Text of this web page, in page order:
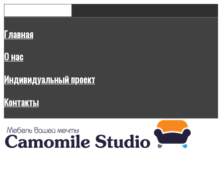
Главная
О нас
Индивидуальный проект
Контакты